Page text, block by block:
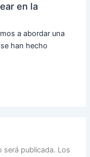
en la
a abordar una
han hecho
será publicada. Los